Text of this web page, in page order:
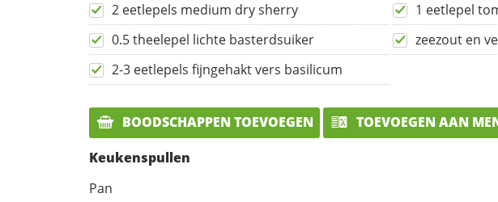
2 eetlepels medium dry sherry
1 eetlepel
0.5 theelepel lichte basterdsuiker
zeezout en
2-3 eetlepels fijngehakt vers basilicum
BOODSCHAPPEN TOEVOEGEN TOEVOEGEN AAN
Keukenspullen
Pan